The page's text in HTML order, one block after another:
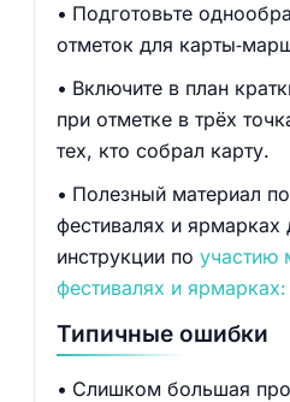
Подготовьте
отметок для
Включите в план
при отметке в трёх
тех, кто собрал карту.
Полезный материал
фестивалях и ярмарках
инструкции по участию
фестивалях и
Типичные ошибки
Слишком большая